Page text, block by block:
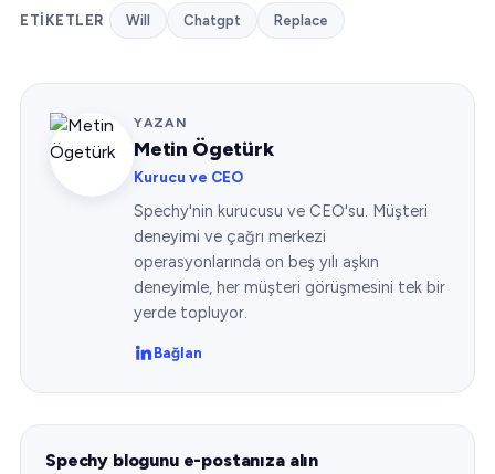
ETIKETLER Will Chatgpt Replace
YAZAN
Metin Ögetürk
Kurucu ve CEO
Spechy'nin kurucusu ve CEO'su. Müşteri
deneyimi ve çağrı merkezi
operasyonlarında on beş yılı aşkın
deneyimle, her müşteri görüşmesini tek bir
yerde topluyor.
Bağlan
Spechy blogunu e-postanıza alın